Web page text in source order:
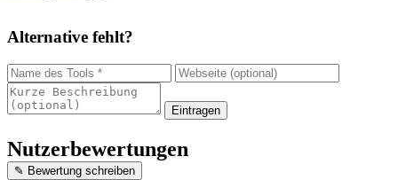
Alternative fehlt?
Eintragen
Nutzerbewertungen
✎ Bewertung schreiben